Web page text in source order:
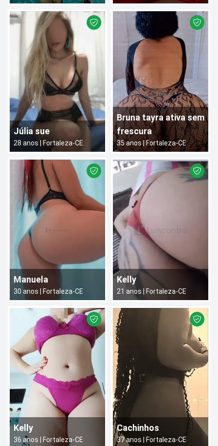
Júlia sue
28 anos | Fortaleza-CE
Bruna tayra ativa sem
frescura
35anos | Fortaleza-CE
Manuela
30 anos | Fortaleza-CE
Kelly
21 anos | Fortaleza-CE
Kelly
36 anos | Fortaleza-CE
Cachinhos
37anos | Fortaleza-CE